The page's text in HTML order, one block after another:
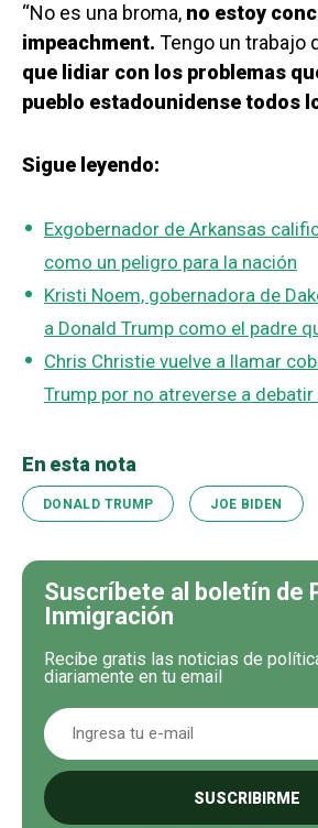
“No es una broma, no estoy
impeachment. Tengo un trabajo
que lidiar con los problemas
pueblo estadounidense todos
Sigue leyendo:
Exgobernador de Arkansas
como un peligro para la nación
Kristi Noem, gobernadora de
a Donald Trump como el padre
Chris Christie vuelve a llamar
Trump por no atreverse a
En esta nota
DONALD TRUMP JOE BIDEN
Suscríbete al boletín de
Inmigración
Recibe gratis las noticias de
diariamente en tu email
SUSCRIBIRME